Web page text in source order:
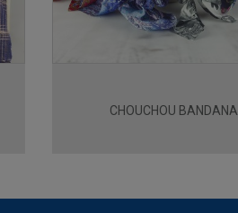
CHOUCHOU BANDANA